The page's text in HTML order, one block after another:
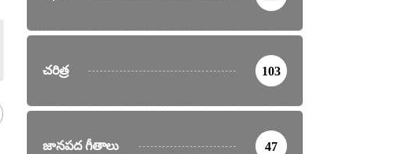
చరిత్ర 103
జానపద గీతాలు 47